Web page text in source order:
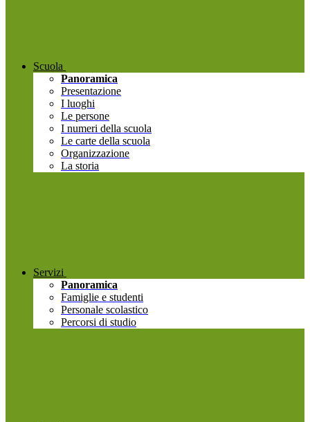
Scuola
Panoramica
Presentazione
I luoghi
Le persone
I numeri della scuola
Le carte della scuola
Organizzazione
La storia
Servizi
Panoramica
Famiglie e studenti
Personale scolastico
Percorsi di studio